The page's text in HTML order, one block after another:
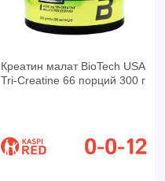
Креатин малат BioTech USA
Tri-Creatine 66 порций 300 г